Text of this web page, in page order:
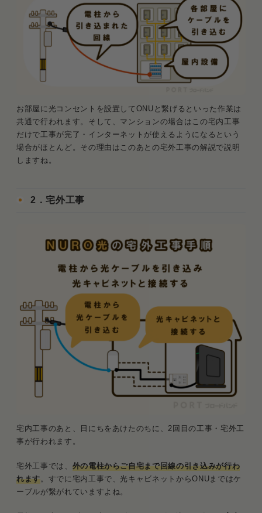
お部屋に光コンセントを設置してONUと繋げるといった作業は
共通で行われます。そして、マンションの場合はこの宅内工事
だけで工事が完了・インターネットが使えるようになるという
場合がほとんど。その理由はこのあとの宅外工事の解説で説明
しますね。
2．宅外工事
宅内工事のあと、日にちをあけたのちに、2回目の工事・宅外工
事が行われます。
宅外工事では、 外の電柱からご自宅まで回線の引き込みが行わ
れます。すでに宅内工事で、光キャビネットからONUまではケ
ーブルが繋がれていますよね。